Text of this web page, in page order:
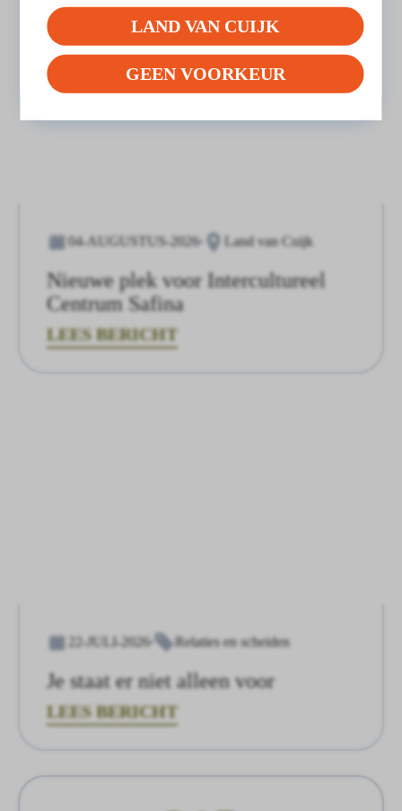
04-AUGUSTUS-2026 Land van Cuijk
Nieuwe plek voor Intercultureel
Centrum Safina
LEES BERICHT
22-JULI-2026 Relaties en scheiden
Je staat er niet alleen voor
LEES BERICHT
LAND VAN CUIJK
GEEN VOORKEUR